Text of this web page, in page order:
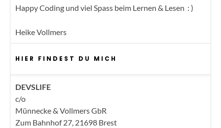
Happy Coding und viel Spass beim Lernen & Lesen : )
Heike Vollmers
HIER FINDEST DU MICH
DEVSLIFE
c/o
Münnecke & Vollmers GbR
Zum Bahnhof 27, 21698 Brest